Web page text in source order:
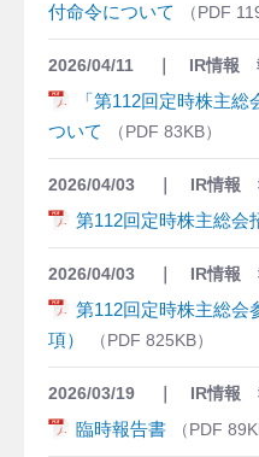
付命令について
2026/04/11 IR情報
「第112回定時株主
ついて
83KB
2026/04/03 IR情報
第112回定時株主総会
2026/04/03 IR情報
第112回定時株主総会
項）
825KB
2026/03/19 IR情報
臨時報告書